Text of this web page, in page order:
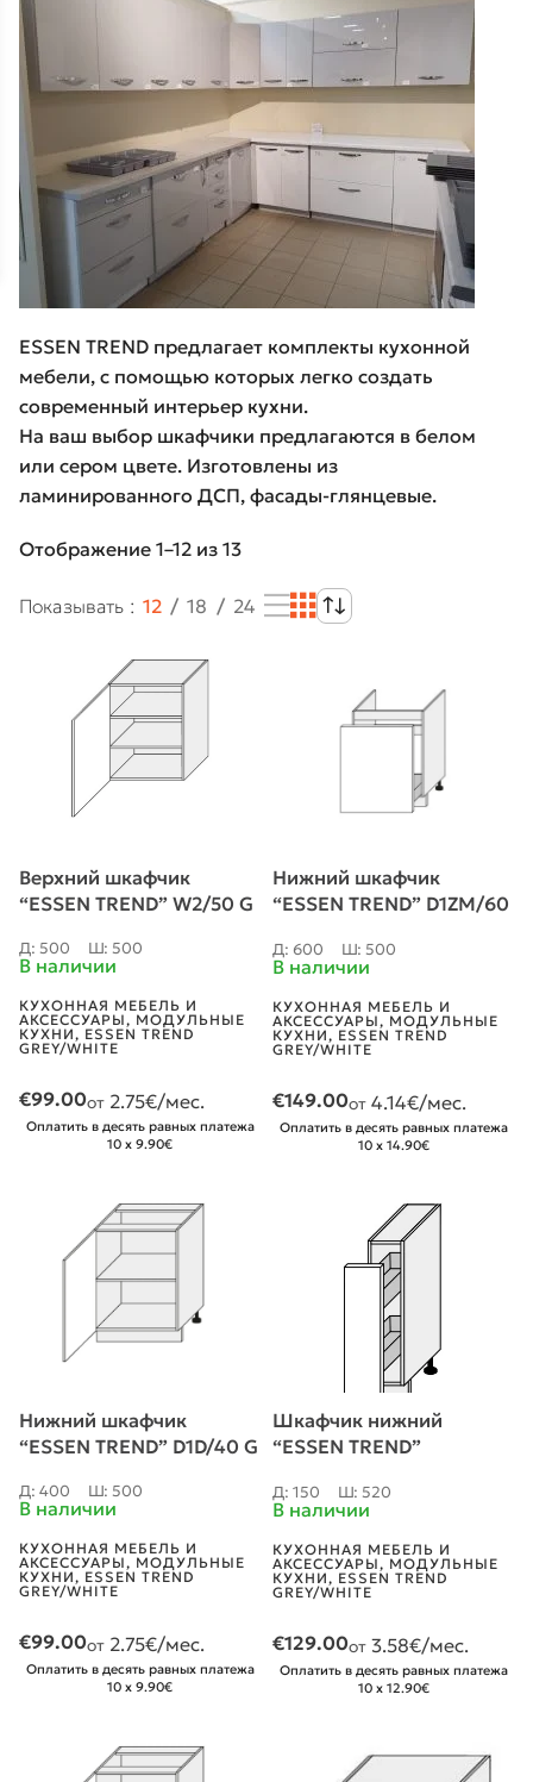
ESSEN TREND предлагает комплекты кухонной
мебели, с помощью которых легко создать
современный интерьер кухни.
На ваш выбор шкафчики предлагаются в белом
или сером цвете. Изготовлены из
ламинированного ДСП, фасады-глянцевые.
Отображение 1–12 из 13
Показывать 12 18 24
Верхний шкафчик
“ESSEN TREND” W2/50 G
Д: 500 Ш: 500
В наличии
КУХОННАЯ МЕБЕЛЬ И
АКСЕССУАРЫ, МОДУЛЬНЫЕ
КУХНИ, ESSEN TREND
GREY/WHITE
€99.00от 2.75€/мес.
Оплатить в десять равных платежа
10 x 9.90€
Нижний шкафчик
“ESSEN TREND” D1ZM/60
Д: 600 Ш: 500
В наличии
КУХОННАЯ МЕБЕЛЬ И
АКСЕССУАРЫ , МОДУЛЬНЫЕ
КУХНИ , ESSEN TREND
GREY/WHITE
€149.00от 4.14€/мес.
Оплатить в десять равных платежа
10 x 14.90€
Нижний шкафчик
“ESSEN TREND” D1D/40 G
Д: 400 Ш: 500
В наличии
КУХОННАЯ МЕБЕЛЬ И
АКСЕССУАРЫ , МОДУЛЬНЫЕ
КУХНИ , ESSEN TREND
GREY/WHITE
€99.00от 2.75€/мес.
Оплатить в десять равных платежа
10 x 9.90€
Шкафчик нижний
“ESSEN TREND”
Д: 150 Ш: 520
В наличии
КУХОННАЯ МЕБЕЛЬ И
АКСЕССУАРЫ , МОДУЛЬНЫЕ
КУХНИ , ESSEN TREND
GREY/WHITE
€129.00от 3.58€/мес.
Оплатить в десять равных платежа
10 x 12.90€